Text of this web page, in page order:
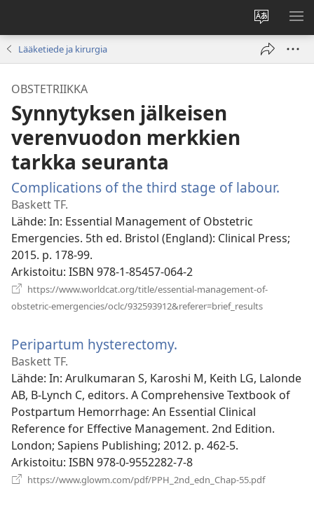
Vaihda
sivuston
kieli
Lääketiede ja kirurgia
OBSTETRIIKKA
Synnytyksen jälkeisen
verenvuodon merkkien
tarkka seuranta
Complications of the third stage of labour.
Baskett TF.
Lähde‎: In: Essential Management of Obstetric
Emergencies. 5th ed. Bristol (England): Clinical Press;
2015. p. 178-99.
Arkistoitu‎: ISBN 978-1-85457-064-2
https://www.worldcat.org/title/essential-management-of-
obstetric-emergencies/oclc/932593912&referer=brief_results
Peripartum hysterectomy.
ikkunan)
Baskett TF.
Lähde‎: In: Arulkumaran S, Karoshi M, Keith LG, Lalonde
AB, B-Lynch C, editors. A Comprehensive Textbook of
Postpartum Hemorrhage: An Essential Clinical
Reference for Effective Management. 2nd Edition.
London; Sapiens Publishing; 2012. p. 462-5.
Arkistoitu‎: ISBN 978-0-9552282-7-8
https://www.glowm.com/pdf/PPH_2nd_edn_Chap-55.pdf(avaa